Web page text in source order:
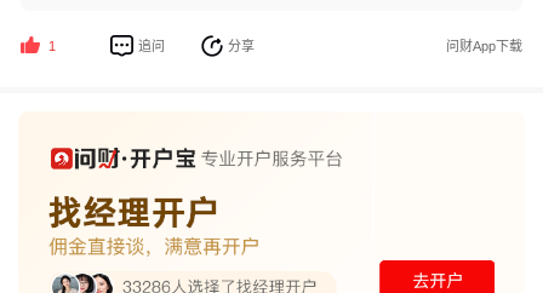
1 追问 分享 问财App下载